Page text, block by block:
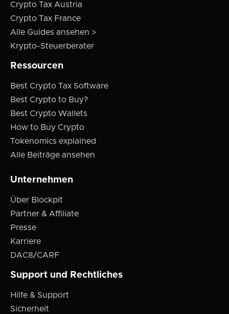
Crypto Tax Austria
Crypto Tax France
Alle Guides ansehen >
Krypto-Steuerberater
Ressourcen
Best Crypto Tax Software
Best Crypto to Buy?
Best Crypto Wallets
How to Buy Crypto
Tokenomics explained
Alle Beiträge ansehen
Unternehmen
Über Blockpit
Partner & Affiliate
Presse
Karriere
DAC8/CARF
Support und Rechtliches
Hilfe & Support
Sicherheit